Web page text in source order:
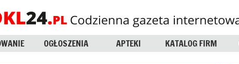
OGŁOSZENIA APTEKI KATALOG FIRM